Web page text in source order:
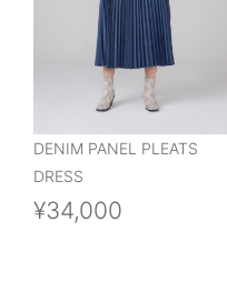
DENIM PANEL PLEATS
DRESS
¥34,000